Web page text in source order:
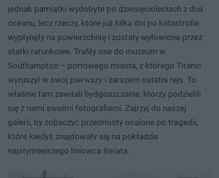
jednak pamiątki wydobyte po dziesięcioleciach z dna
oceanu, lecz rzeczy, które już kilka dni po katastrofie
wypłynęły na powierzchnię i zostały wyłowione przez
statki ratunkowe. Trafiły one do muzeum w
Southampton – portowego miasta, z którego Titanic
wyruszył w swój pierwszy i zarazem ostatni rejs. To
właśnie tam zawitali bydgoszczanie, którzy podzielili
się z nami swoimi fotografiami. Zajrzyj do naszej
galerii, by zobaczyć przedmioty ocalone po tragedii,
które kiedyś znajdowały się na pokładzie
najsłynniejszego liniowca świata.